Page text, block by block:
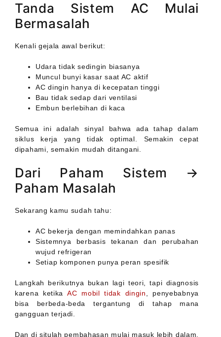
Tanda Sistem AC Mulai
Bermasalah
Kenali gejala awal berikut:
Udara tidak sedingin biasanya
Muncul bunyi kasar saat AC aktif
AC dingin hanya di kecepatan tinggi
Bau tidak sedap dari ventilasi
Embun berlebihan di kaca
Semua ini adalah sinyal bahwa ada tahap dalam
siklus kerja yang tidak optimal. Semakin cepat
dipahami, semakin mudah ditangani.
Dari Paham Sistem →
Paham Masalah
Sekarang kamu sudah tahu:
AC bekerja dengan memindahkan panas
Sistemnya berbasis tekanan dan perubahan
wujud refrigeran
Setiap komponen punya peran spesifik
Langkah berikutnya bukan lagi teori, tapi diagnosis
karena ketika AC mobil tidak dingin, penyebabnya
bisa berbeda-beda tergantung di tahap mana
gangguan terjadi.
Dan di situlah pembahasan mulai masuk lebih dalam.